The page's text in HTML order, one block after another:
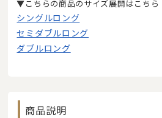
▼こちらの商品のサイズ展開はこちら
シングルロング
セミダブルロング
ダブルロング
商品説明